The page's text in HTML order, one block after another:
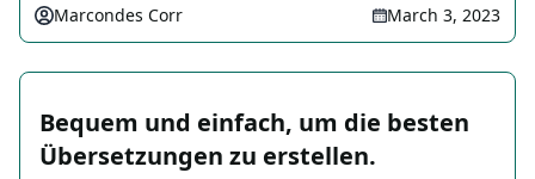
Marcondes Corr March 3, 2023
Bequem und einfach, um die besten
Übersetzungen zu erstellen.